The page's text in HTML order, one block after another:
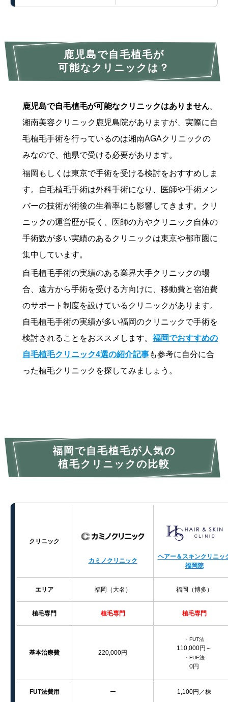
鹿児島で自毛植毛が
可能なクリニックは？
鹿児島で自毛植毛が可能なクリニックはありません。
湘南美容クリニック鹿児島院がありますが、実際に自
毛植毛手術を行っているのは湘南AGAクリニックの
みなので、他県で受ける必要があります。
福岡もしくは東京で手術を受ける検討をおすすめしま
す。自毛植毛手術は外科手術になり、医師や手術メン
バーの技術が術後の生着率にも影響してきます。クリ
ニックの運営歴が長く、医師の方やクリニック自体の
手術数が多い実績のあるクリニックは東京や都市圏に
集中しています。
自毛植毛手術の実績のある業界大手クリニックの場
合、遠方から手術を受ける方向けに、移動費と宿泊費
のサポート制度を設けているクリニックがあります。
自毛植毛手術の実績が多い福岡のクリニックで手術を
検討されることをおススメします。福岡でおすすめの
自毛植毛クリニック4選の紹介記事も参考に自分に合
った植毛クリニックを探してみましょう。
福岡で自毛植毛が人気の
植毛クリニックの比較
クリニック
カミノクリニック
ヘアー＆スキンクリニッ
福岡院
エリア 福岡（大名） 福岡（博多）
植毛専門 植毛専門 植毛専門
基本治療費 220,000円
・FUT法
110,000円～
・FUE法
0円
FUT法費用 ー 1,100円／株